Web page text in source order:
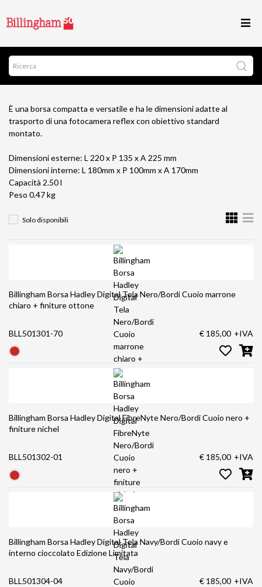
È una borsa compatta e versatile e ha le dimensioni adatte al
trasporto di una fotocamera reflex con obiettivo standard
montato.
Dimensioni esterne: L 220 x P 135 x A 225 mm
Dimensioni interne: L 180mm x P 100mm x A 170mm
Capacità 2.50 l
Peso 0.47 kg
Solo disponibili
Billingham Borsa Hadley Digital Tela Nero/Bordi Cuoio marrone
chiaro + finiture ottone
BLL501301-70 € 185,00 +IVA
Billingham Borsa Hadley Digital FibreNyte Nero/Bordi Cuoio nero +
finiture nichel
BLL501302-01 € 185,00 +IVA
Billingham Borsa Hadley Digital Tela Navy/Bordi Cuoio navy e
interno cioccolato Edizione Limitata
BLL501304-04
€ 185,00 +IVA